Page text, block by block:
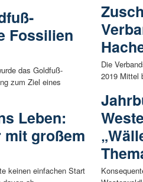
Fossilien
das Goldfuß-
zum Ziel eines
Leben:
großem
keinen einfachen Start
Die
2019 Mittel